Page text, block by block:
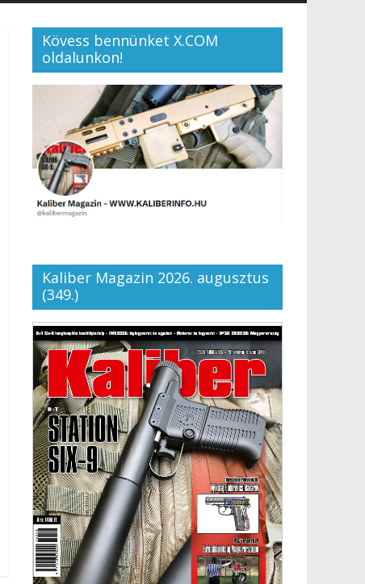
Kövess bennünket X.COM
oldalunkon!
Kaliber Magazin 2026. augusztus
(349.)